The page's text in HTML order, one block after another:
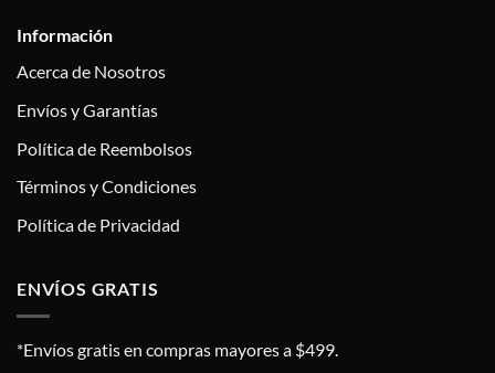
Información
Acerca de Nosotros
Envíos y Garantías
Política de Reembolsos
Términos y Condiciones
Política de Privacidad
ENVÍOS GRATIS
*Envíos gratis en compras mayores a $499.